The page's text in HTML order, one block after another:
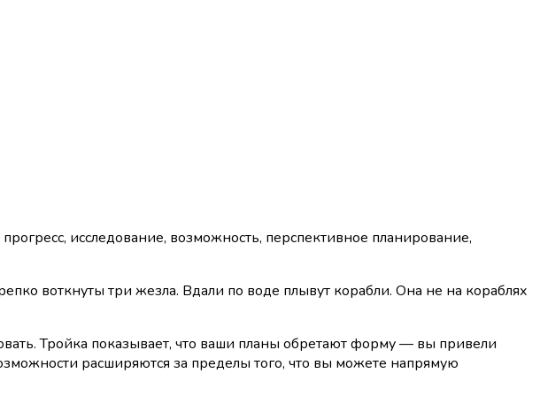
исследование, возможность, перспективное планирование,
воткнуты три жезла. Вдали по воде плывут корабли. Она не на кораблях
Тройка показывает, что ваши планы обретают форму — вы привели
расширяются за пределы того, что вы можете напрямую